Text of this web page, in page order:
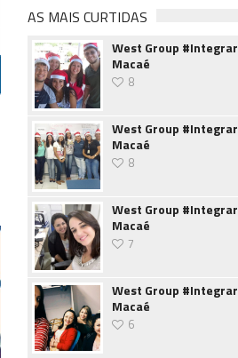
AS MAIS CURTIDAS
West Group #Integrar
Macaé
8
West Group #Integrar
Macaé
8
West Group #Integrar
Macaé
7
West Group #Integrar
Macaé
6